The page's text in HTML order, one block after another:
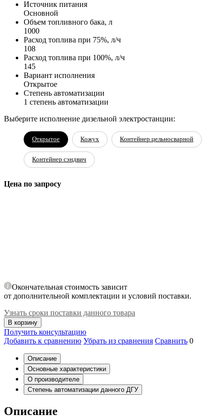
Источник питания
Основной
Объем топливного бака, л
1000
Расход топлива при 75%, л/ч
108
Расход топлива при 100%, л/ч
145
Вариант исполнения
Открытое
Степень автоматизации
1 степень автоматизации
Выберите исполнение дизельной электростанции:
Открытое Кожух Контейнер цельносварной
Контейнер сэндвич
Цена по запросу
Окончательная стоимость зависит
от дополнительной комплектации и условий поставки.
Узнать сроки поставки данного товара
В корзину
Получить консультацию
Добавить к сравнению Убрать из сравнения Сравнить 0
Описание
Основные характеристики
О производителе
Степень автоматизации данного ДГУ
Описание